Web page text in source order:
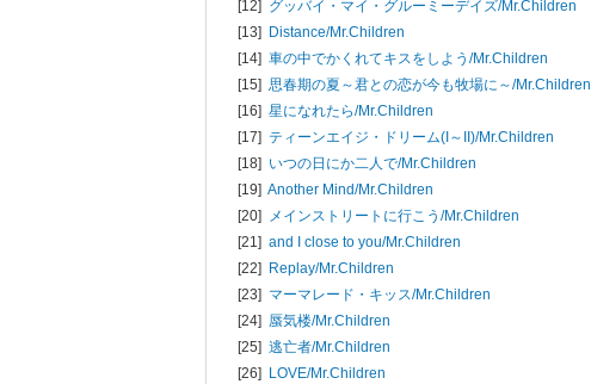
[12] グッバイ・マイ・グルーミーデイズ/Mr.Children
[13] Distance/Mr.Children
[14] 車の中でかくれてキスをしよう/Mr.Children
[15] 思春期の夏～君との恋が今も牧場に～/Mr.Children
[16] 星になれたら/Mr.Children
[17] ティーンエイジ・ドリーム(I～II)/Mr.Children
[18] いつの日にか二人で/Mr.Children
[19] Another Mind/Mr.Children
[20] メインストリートに行こう/Mr.Children
[21] and I close to you/Mr.Children
[22] Replay/Mr.Children
[23] マーマレード・キッス/Mr.Children
[24] 蜃気楼/Mr.Children
[25] 逃亡者/Mr.Children
[26] LOVE/Mr.Children